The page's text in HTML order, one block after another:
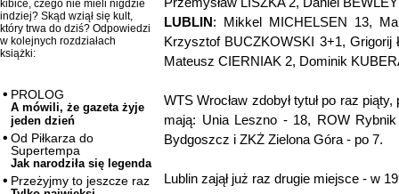
kibice, czego nie mieli nigdzie
indziej? Skąd wziął się kult,
który trwa do dziś? Odpowiedzi
w kolejnych rozdziałach
książki:
PROLOG
A mówili, że gazeta żyje
jeden dzień
Od Piłkarza do
Supertempa
Jak narodziła się legenda
Przeżyjmy to jeszcze raz
LUBLIN: Mikkel MICHELSEN 13,
Krzysztof BUCZKOWSKI 3+1,
Mateusz CIERNIAK 2, Dominik
WTS Wrocław zdobył tytuł po raz
mają: Unia Leszno - 18, ROW
Bydgoszcz i ZKŻ Zielona Góra - po 7.
Lublin zajął już raz drugie miejsce - w